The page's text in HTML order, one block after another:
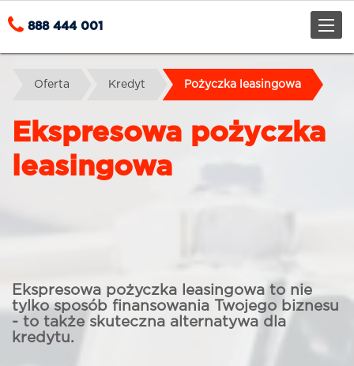
Toggle
888 444 001
Oferta Kredyt Pożyczka leasingowa
Ekspresowa pożyczka
leasingowa
Ekspresowa pożyczka leasingowa to nie
tylko sposób finansowania Twojego biznesu
- to także skuteczna alternatywa dla
kredytu.